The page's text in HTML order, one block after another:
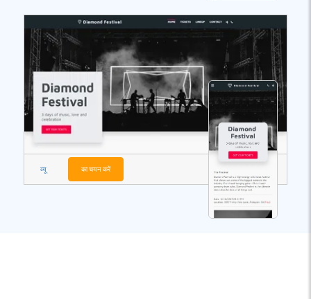
व्यू का चयन करें